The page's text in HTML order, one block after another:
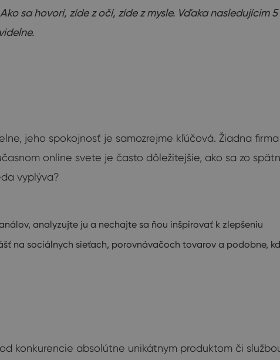
sa hovorí, zíde z očí, zíde z mysle. Vďaka nasledujícim
jeho spokojnosť je samozrejme kľúčová. Žiadna
online svete je často dôležitejšie, ako sa zo
vyplýva?
analyzujte ju a nechajte sa ňou inšpirovať k zlepšeniu
na sociálnych sieťach, porovnávačoch tovarov a podobne,
konkurencie absolútne unikátnym produktom či